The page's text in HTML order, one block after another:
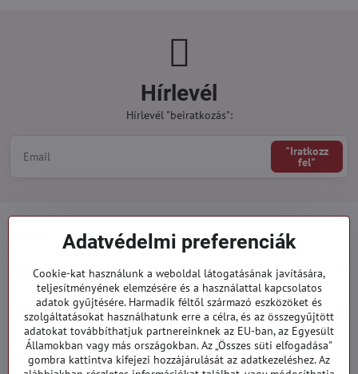
Hírlevél
Hírlevél "beiratkozás":
"Iratkozz
fel"
Minden a vásárlásról
Megrendelések
Kategóriák
919 060 751
Hétfő - Péntek: 09:00 - 15:00 hod.
Adatvédelmi preferenciák
Cookie-kat használunk a weboldal látogatásának javítására,
teljesítményének elemzésére és a használattal kapcsolatos
adatok gyűjtésére. Harmadik féltől származó eszközöket és
szolgáltatásokat használhatunk erre a célra, és az összegyűjtött
adatokat továbbíthatjuk partnereinknek az EU-ban, az Egyesült
Államokban vagy más országokban. Az „Összes süti elfogadása"
gombra kattintva kifejezi hozzájárulását az adatkezeléshez. Az